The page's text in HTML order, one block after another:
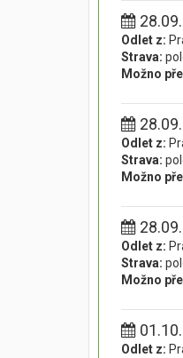
Odlet z:
Strava:
Možno
Odlet z:
Strava:
Možno
Odlet z:
Strava:
Možno
Odlet z: